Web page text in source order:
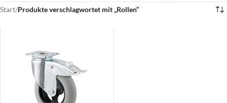
Start/Produkte verschlagwortet mit „Rollen“